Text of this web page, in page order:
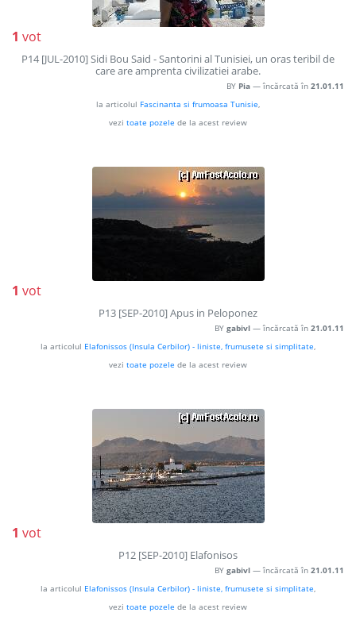
1 vot
P14 [JUL-2010] Sidi Bou Said - Santorini al Tunisiei, un oras teribil de
care are amprenta civilizatiei arabe.
BY Pia — încărcată în 21.01.11
la articolul Fascinanta si frumoasa Tunisie,
vezi toate pozele de la acest review
1 vot
P13 [SEP-2010] Apus in Peloponez
BY gabivl — încărcată în 21.01.11
la articolul Elafonissos (Insula Cerbilor) - liniste, frumusete si simplitate,
vezi toate pozele de la acest review
1 vot
P12 [SEP-2010] Elafonisos
BY gabivl — încărcată în 21.01.11
la articolul Elafonissos (Insula Cerbilor) - liniste, frumusete si simplitate,
vezi toate pozele de la acest review